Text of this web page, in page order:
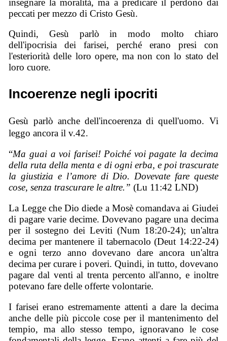
peccati per mezzo di Cristo Gesù.
Quindi, Gesù parlò in modo molto chiaro
dell'ipocrisia dei farisei, perché erano presi con
l'esteriorità delle loro opere, ma non con lo stato del
loro cuore.
Incoerenze negli ipocriti
Gesù parlò anche dell'incoerenza di quell'uomo. Vi
leggo ancora il v.42.
“Ma guai a voi farisei! Poiché voi pagate la decima
della ruta della menta e di ogni erba, e poi trascurate
la giustizia e l’amore di Dio. Dovevate fare queste
cose, senza trascurare le altre.” (Lu 11:42 LND)
La Legge che Dio diede a Mosè comandava ai Giudei
di pagare varie decime. Dovevano pagare una decima
per il sostegno dei Leviti (Num 18:20-24); un'altra
decima per mantenere il tabernacolo (Deut 14:22-24)
e ogni terzo anno dovevano dare ancora un'altra
decima per curare i poveri. Quindi, in tutto, dovevano
pagare dal venti al trenta percento all'anno, e inoltre
potevano fare delle offerte volontarie.
I farisei erano estremamente attenti a dare la decima
anche delle più piccole cose per il mantenimento del
tempio, ma allo stesso tempo, ignoravano le cose